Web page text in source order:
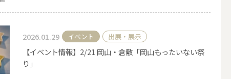
2026.01.29 イベント 出展・展示
【イベント情報】2/21 岡山・倉敷「岡山もったいない祭
り」